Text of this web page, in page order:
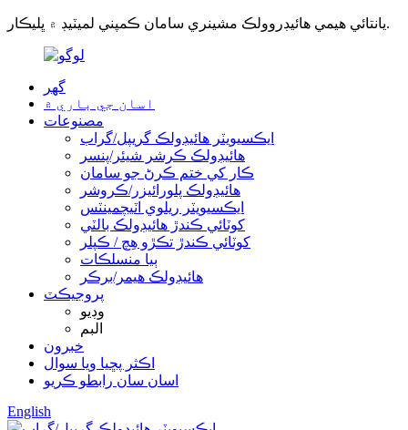
يانتائي هيمي هائيڊروولڪ مشينري سامان ڪمپني لميٽيڊ ۾ ڀليڪار.
گھر
اسان جي باري ۾
مصنوعات
ايڪسيويٽر هائيڊولڪ گريپل/گراب
هائيڊولڪ ڪرشر شيئر/پنسر
ڪار کي ختم ڪرڻ جو سامان
هائيڊولڪ پلورائيزر/ڪروشر
ايڪسيويٽر ريلوي اٽيچمينٽس
کوٽائي ڪندڙ هائيڊولڪ بالٽي
کوٽائي ڪندڙ تڪڙو هِچ / ڪپلر
ٻيا منسلڪات
هائيڊولڪ هيمر/برڪر
پروجيڪٽ
وڊيو
البم
خبرون
اڪثر پڇيا ويا سوال
اسان سان رابطو ڪريو
English